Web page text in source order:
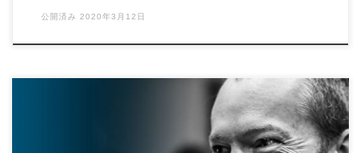
公開済み 2020年3月12日